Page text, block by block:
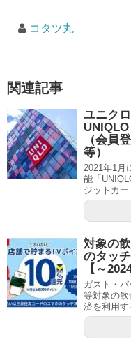
コタツ丸
関連記事
ユニク
（会員
等）
2021年1月
能「
ジットカ
対象の
のタッ
【～
ガスト・
等対象の
済を利用